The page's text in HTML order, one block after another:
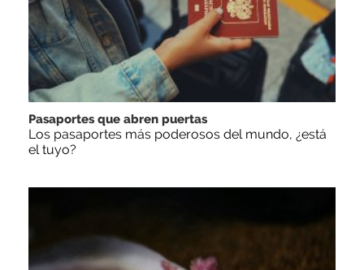
Pasaportes que abren puertas
Los pasaportes más poderosos del mundo, ¿está
el tuyo?